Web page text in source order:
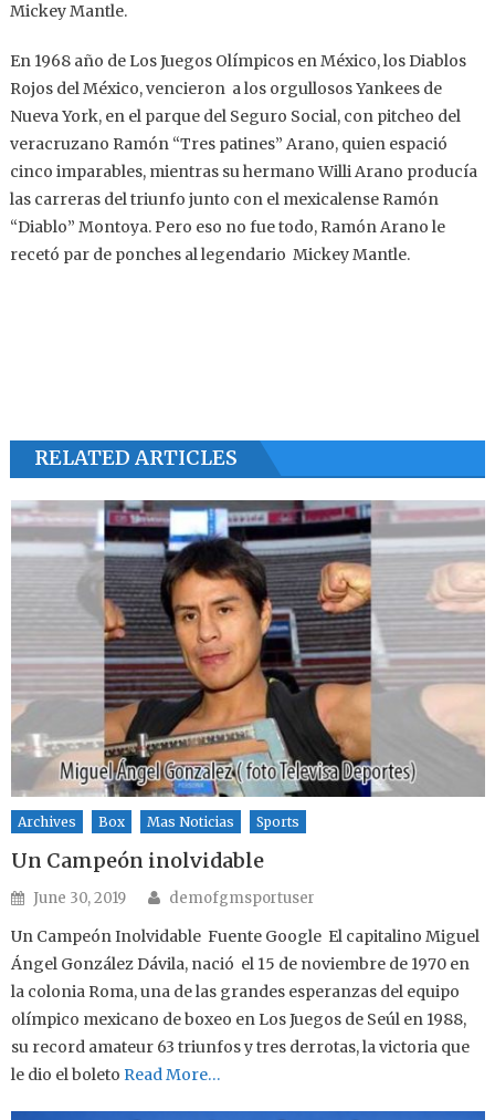
Mickey Mantle.
En 1968 año de Los Juegos Olímpicos en México, los Diablos
Rojos del México, vencieron a los orgullosos Yankees de
Nueva York, en el parque del Seguro Social, con pitcheo del
veracruzano Ramón “Tres patines” Arano, quien espació
cinco imparables, mientras su hermano Willi Arano producía
las carreras del triunfo junto con el mexicalense Ramón
“Diablo” Montoya. Pero eso no fue todo, Ramón Arano le
recetó par de ponches al legendario Mickey Mantle.
RELATED ARTICLES
Archives Box Mas Noticias Sports
Un Campeón inolvidable
Posted on
June 30, 2019 Author
demofgmsportuser
Un Campeón Inolvidable Fuente Google El capitalino Miguel
Ángel González Dávila, nació el 15 de noviembre de 1970 en
la colonia Roma, una de las grandes esperanzas del equipo
olímpico mexicano de boxeo en Los Juegos de Seúl en 1988,
su record amateur 63 triunfos y tres derrotas, la victoria que
le dio el boleto Read More…